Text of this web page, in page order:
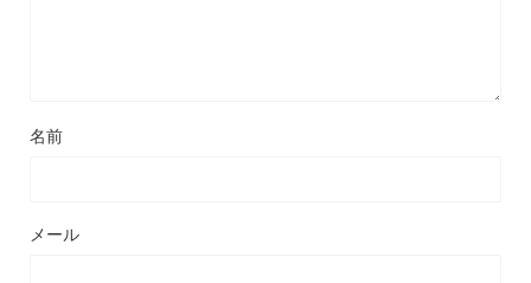
名前
メール